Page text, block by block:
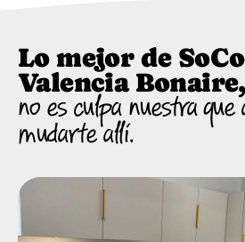
Lo mejor de
Valencia Bonaire,
no es culpa nuestra que
mudarte allí.